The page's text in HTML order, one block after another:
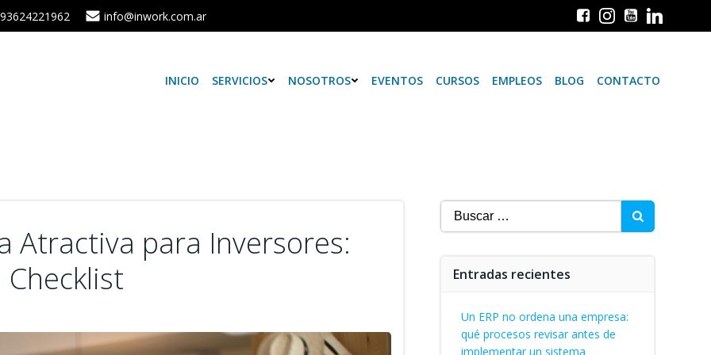
info@inwork.com.ar
INICIO SERVICIOS NOSOTROS EVENTOS CURSOS EMPLEOS BLOG CONTACTO
Atractiva para Inversores:
Checklist
Buscar:
Entradas recientes
Un ERP no ordena una empresa:
qué procesos revisar antes de
implementar un sistema